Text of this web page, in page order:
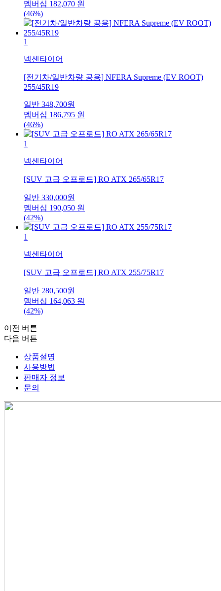
멤버십 182,070 원
(46%)
1
넥센타이어
[전기차/일반차량 공용] NFERA Supreme (EV ROOT)
255/45R19
일반 348,700원
멤버십 186,795 원
(46%)
1
넥센타이어
[SUV 고급 오프로드] RO ATX 265/65R17
일반 330,000원
멤버십 190,050 원
(42%)
1
넥센타이어
[SUV 고급 오프로드] RO ATX 255/75R17
일반 280,500원
멤버십 164,063 원
(42%)
이전 버튼
다음 버튼
상품설명
사용방법
판매자 정보
문의